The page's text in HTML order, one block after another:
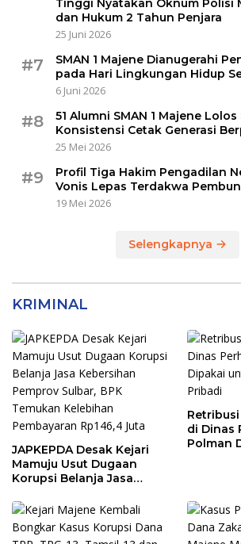
Tinggi Nyatakan Oknum Polisi
dan Hukum 2 Tahun Penjara
25 Juni 2026
#7
SMAN 1 Majene Dianugerahi
pada Hari Lingkungan Hidup
6 Juni 2026
#8
51 Alumni SMAN 1 Majene
Konsistensi Cetak Generasi
25 Mei 2026
#9
Profil Tiga Hakim Pengadilan
Vonis Lepas Terdakwa
19 Mei 2026
Selengkapnya
KRIMINAL
JAPKEPDA Desak Kejari
Mamuju Usut Dugaan
Korupsi Belanja Jasa
Sulbar, BPK Temukan
Kelebihan Pembayaran
Rp146,4 Juta
di Dinas
Polman